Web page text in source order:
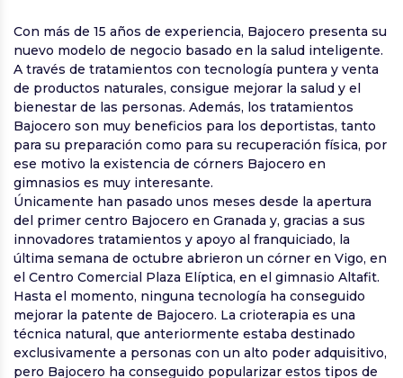
Con más de 15 años de experiencia, Bajocero presenta su
nuevo modelo de negocio basado en la salud inteligente.
A través de tratamientos con tecnología puntera y venta
de productos naturales, consigue mejorar la salud y el
bienestar de las personas. Además, los tratamientos
Bajocero son muy beneficios para los deportistas, tanto
para su preparación como para su recuperación física, por
ese motivo la existencia de córners Bajocero en
gimnasios es muy interesante.
Únicamente han pasado unos meses desde la apertura
del primer centro Bajocero en Granada y, gracias a sus
innovadores tratamientos y apoyo al franquiciado, la
última semana de octubre abrieron un córner en Vigo, en
el Centro Comercial Plaza Elíptica, en el gimnasio Altafit.
Hasta el momento, ninguna tecnología ha conseguido
mejorar la patente de Bajocero. La crioterapia es una
técnica natural, que anteriormente estaba destinado
exclusivamente a personas con un alto poder adquisitivo,
pero Bajocero ha conseguido popularizar estos tipos de